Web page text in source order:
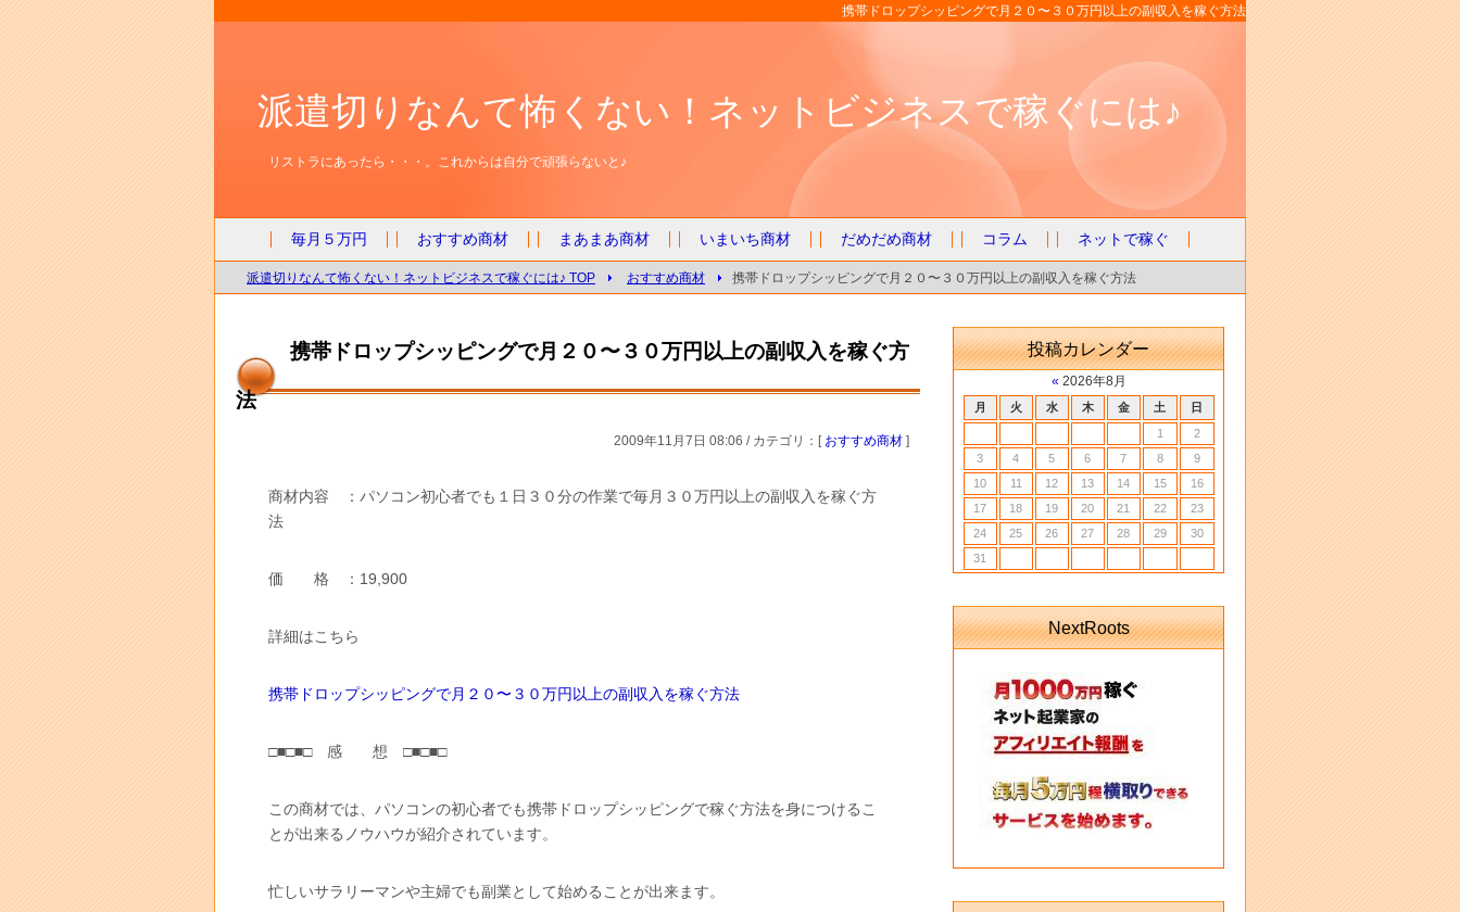
携帯ドロップシッピングで月２０〜３０万円以上の副収入を稼ぐ方法
派遣切りなんて怖くない！ネットビジネスで稼ぐには♪
リストラにあったら・・・。これからは自分で頑張らないと♪
毎月５万円 おすすめ商材 まあまあ商材 いまいち商材 だめだめ商材 コラム ネットで稼ぐ
派遣切りなんて怖くない！ネットビジネスで稼ぐには♪ TOP おすすめ商材 携帯ドロップシッピングで月２０〜３０万円以上の副収入を稼ぐ方法
携帯ドロップシッピングで月２０〜３０万円以上の副収入を稼ぐ方
法
2009年11月7日 08:06 / カテゴリ：[ おすすめ商材 ]
商材内容 ：パソコン初心者でも１日３０分の作業で毎月３０万円以上の副収入を稼ぐ方
法
価 格 ：19,900
詳細はこちら
携帯ドロップシッピングで月２０〜３０万円以上の副収入を稼ぐ方法
□■□■□ 感 想 □■□■□
この商材では、パソコンの初心者でも携帯ドロップシッピングで稼ぐ方法を身につけるこ
とが出来るノウハウが紹介されています。
忙しいサラリーマンや主婦でも副業として始めることが出来ます。
投稿カレンダー
« 2026年8月
月 火 水 木 金 土
日
1
2
3
4 5 6 7 8
9
10
11 12 13 14 15
16
17
18 19 20 21 22
23
24
25 26 27 28 29
30
31
NextRoots